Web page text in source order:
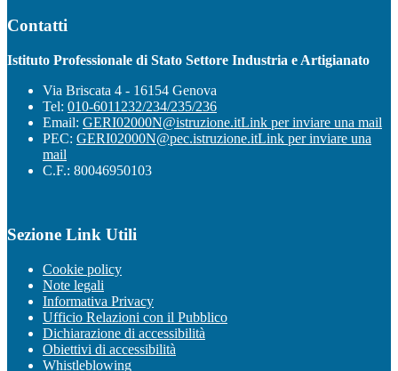
Contatti
Istituto Professionale di Stato Settore Industria e Artigianato
Via Briscata 4 - 16154 Genova
Tel: 010-6011232/234/235/236
Email: GERI02000N@istruzione.itLink per inviare una mail
PEC: GERI02000N@pec.istruzione.itLink per inviare una
mail
C.F.: 80046950103
Sezione Link Utili
Cookie policy
Note legali
Informativa Privacy
Ufficio Relazioni con il Pubblico
Dichiarazione di accessibilità
Obiettivi di accessibilità
Whistleblowing